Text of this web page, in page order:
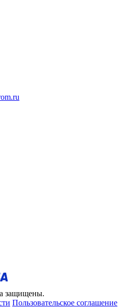
защищены.
Пользовательское соглашение